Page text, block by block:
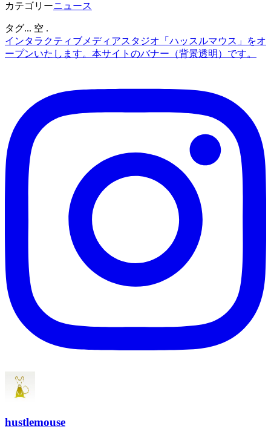
カテゴリーニュース
タグ... 空 .
インタラクティブメディアスタジオ「ハッスルマウス」をオ
ープンいたします。 本サイトのバナー（背景透明）です。
hustlemouse